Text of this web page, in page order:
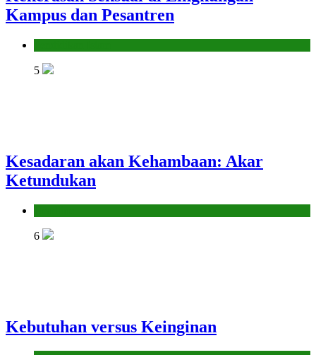
Kampus dan Pesantren
5
Kesadaran akan Kehambaan: Akar
Ketundukan
6
Kebutuhan versus Keinginan